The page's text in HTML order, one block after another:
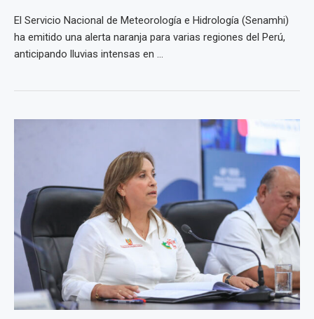
El Servicio Nacional de Meteorología e Hidrología (Senamhi)
ha emitido una alerta naranja para varias regiones del Perú,
anticipando lluvias intensas en ...